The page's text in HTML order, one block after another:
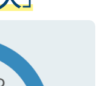
心ください。
トが可能です
い。